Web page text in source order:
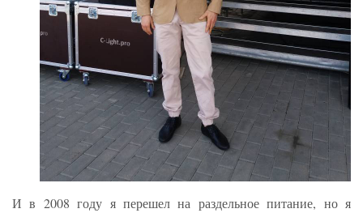
И в 2008 году я перешел на раздельное питание, но я